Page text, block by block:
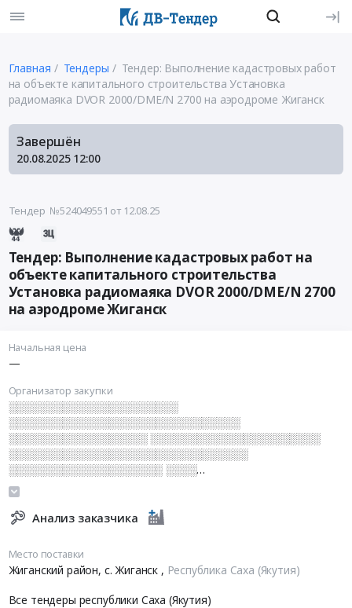
Главная Тендеры
Тендер: Выполнение кадастровых работ
на объекте капитального строительства Установка
радиомаяка DVOR 2000/DME/N 2700 на аэродроме Жиганск
Завершён
20.08.2025 12:00
Тендер №524049551 от 12.08.25
Тендер: Выполнение кадастровых работ на
объекте капитального строительства
Установка радиомаяка DVOR 2000/DME/N 2700
на аэродроме Жиганск
Начальная цена
—
Организатор закупки
░░░░░░░░░░░░░░░░░░░░░░
░░░░░░░░░░░░░░░░░░░░░░░░░░░░░░
░░░░░░░░░░░░░░░░░░ ░░░░░░░░░░░░░░░░░░░░░░
░░░░░░░░░░░░░░░░░░░░░░░░░░░░░░░
░░░░░░░░░░░░░░░░░░░░ ░░░░
░░░░░░░░░░░░░░░░░░░░░░ ░░░░░░░░░░░░░░░░░░░░
░░░░░░░░░░░░░░░░ ░░ ░░░░░░░░░░░░░░░░░░░░
░░░░░░░░░░░░░░░░░░░
Анализ заказчика
Место поставки
Жиганский район, с. Жиганск , Республика Саха (Якутия)
Все тендеры республики Саха (Якутия)